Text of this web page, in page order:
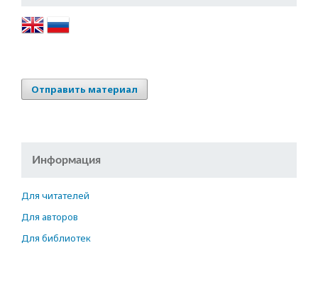
Отправить материал
Информация
Для читателей
Для авторов
Для библиотек